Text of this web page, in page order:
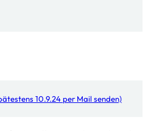
10.9.24 per Mail senden)